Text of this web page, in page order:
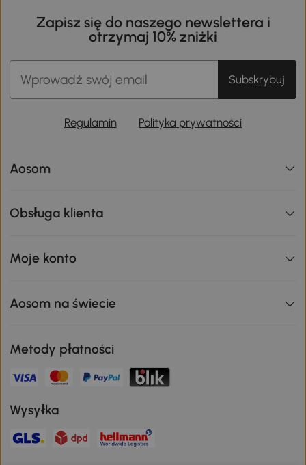
Zapisz się do naszego newslettera i
otrzymaj 10% zniżki
Subskrybuj
Regulamin Polityka prywatności
Aosom
Obsługa klienta
Moje konto
Aosom na świecie
Metody płatności
Wysyłka